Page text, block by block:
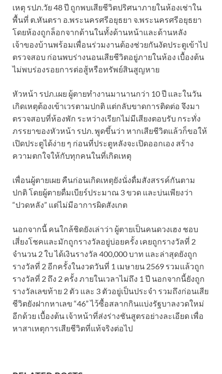
เหตุ รปภ.วัย 48 ปี ถูกพบเสียชีวิตปริศนาภายในห้องเช่าใน
พื้นที่ ต.หันตรา อ.พระนครศรีอยุธยา จ.พระนครศรีอยุธยา
โดยห้องถูกล็อกจากด้านในทั้งด้านหน้าและด้านหลัง
เจ้าของบ้านพร้อมเพื่อนร่วมงานต้องช่วยกันงัดประตูเข้าไป
ตรวจสอบ ก่อนพบร่างนอนเสียชีวิตอยู่ภายในห้อง เบื้องต้น
ไม่พบร่องรอยการต่อสู้หรือทรัพย์สินสูญหาย
หัวหน้า รปภ.เผย ผู้ตายทำงานมานานกว่า 10 ปี และในวัน
เกิดเหตุต้องเข้าเวรตามปกติ แต่กลับขาดการติดต่อ จึงมา
ตรวจสอบที่ห้องพัก ระหว่างเรียกไม่มีเสียงตอบรับ กระทั่ง
ภรรยาของหัวหน้า รปภ. พูดขึ้นว่า หากเสียชีวิตแล้วก็ขอให้
เปิดประตูได้ง่าย ๆ ก่อนที่ประตูหลังจะเปิดออกเอง สร้าง
ความตกใจให้กับทุกคนในที่เกิดเหตุ
เพื่อนผู้ตายเผย คืนก่อนเกิดเหตุยังนั่งดื่มสังสรรค์กันตาม
ปกติ โดยผู้ตายดื่มเบียร์ประมาณ 3 ขวด และบ่นเพียงว่า
“ปวดหลัง” แต่ไม่มีอาการผิดสังเกต
นอกจากนี้ คนใกล้ชิดยังเล่าว่า ผู้ตายเป็นคนดวงเฮง ชอบ
เสี่ยงโชคและมักถูกรางวัลอยู่บ่อยครั้ง เคยถูกรางวัลที่ 2
จำนวน 2 ใบ ได้เงินรางวัล 400,000 บาท และล่าสุดยังถูก
รางวัลที่ 2 อีกครั้งในงวดวันที่ 1 เมษายน 2569 รวมแล้วถูก
รางวัลที่ 2 ถึง 2 ครั้ง ภายในเวลาไม่ถึง 1 ปี นอกจากนี้ยังถูก
รางวัลเลขท้าย 2 ตัว และ 3 ตัวอยู่เป็นประจำ รวมถึงก่อนเสีย
ชีวิตยังฝากหาเลข “46” ไว้ซื้อสลากกินแบ่งรัฐบาลงวดใหม่
อีกด้วย เบื้องต้น เจ้าหน้าที่ส่งร่างชันสูตรอย่างละเอียด เพื่อ
หาสาเหตุการเสียชีวิตที่แท้จริงต่อไป